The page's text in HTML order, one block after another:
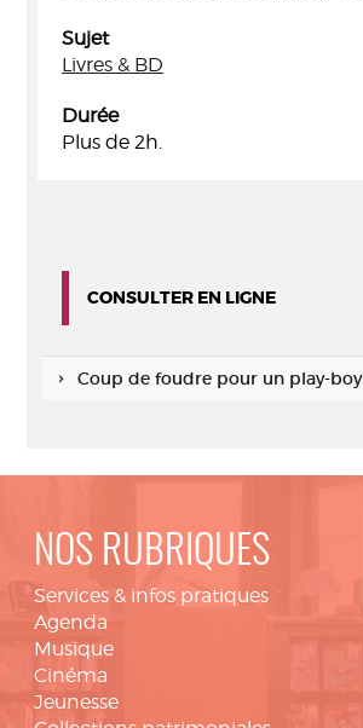
Sujet
Livres & BD
Durée
Plus de 2h.
CONSULTER EN LIGNE
Coup de foudre pour un play-boy
NOS RUBRIQUES
Services & infos pratiques
Agenda
Musique
Cinéma
Jeunesse